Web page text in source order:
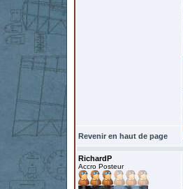
Revenir en haut de page
RichardP
Accro Posteur